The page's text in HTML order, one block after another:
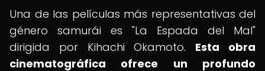
Una de las películas más representativas del
género samurái es "La Espada del Mal"
dirigida por Kihachi Okamoto. Esta obra
cinematográfica ofrece un profundo